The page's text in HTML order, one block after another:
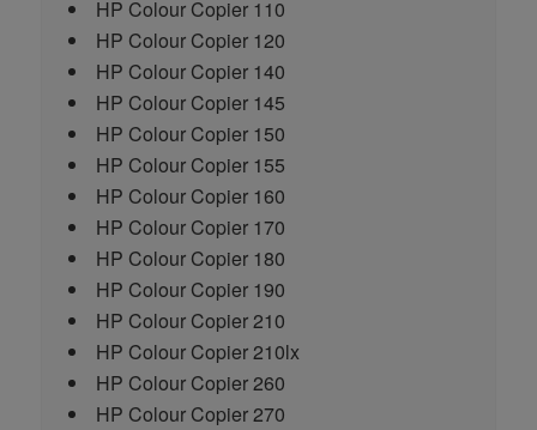
HP Colour Copier 110
HP Colour Copier 120
HP Colour Copier 140
HP Colour Copier 145
HP Colour Copier 150
HP Colour Copier 155
HP Colour Copier 160
HP Colour Copier 170
HP Colour Copier 180
HP Colour Copier 190
HP Colour Copier 210
HP Colour Copier 210lx
HP Colour Copier 260
HP Colour Copier 270